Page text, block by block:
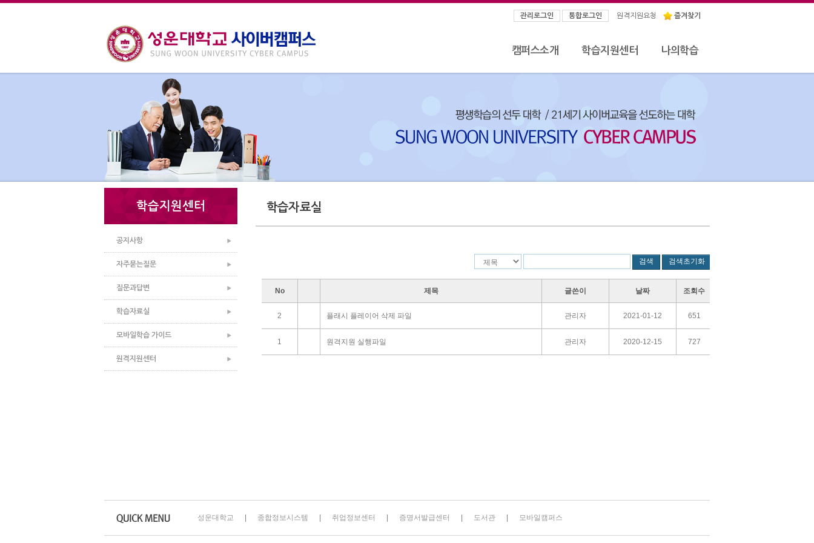
관리로그인 통합로그인 원격지원요청 즐겨찾기
캠퍼스소개 학습지원센터 나의학습
학습지원센터
공지사항
자주묻는질문
질문과답변
학습자료실
모바일학습 가이드
원격지원센터
학습자료실
검색 검색초기화
No 제목 글쓴이 날짜 조회수
2 플래시 플레이어 삭제 파일 관리자 2021-01-12 651
1 원격지원 실행파일 관리자 2020-12-15 727
성운대학교 종합정보시스템 취업정보센터 증명서발급센터 도서관 모바일캠퍼스